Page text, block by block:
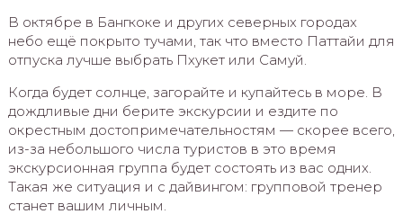
В октябре в Бангкоке и других северных городах
небо ещё покрыто тучами, так что вместо Паттайи для
отпуска лучше выбрать Пхукет или Самуй.
Когда будет солнце, загорайте и купайтесь в море. В
дождливые дни берите экскурсии и ездите по
окрестным достопримечательностям — скорее всего,
из-за небольшого числа туристов в это время
экскурсионная группа будет состоять из вас одних.
Такая же ситуация и с дайвингом: групповой тренер
станет вашим личным.